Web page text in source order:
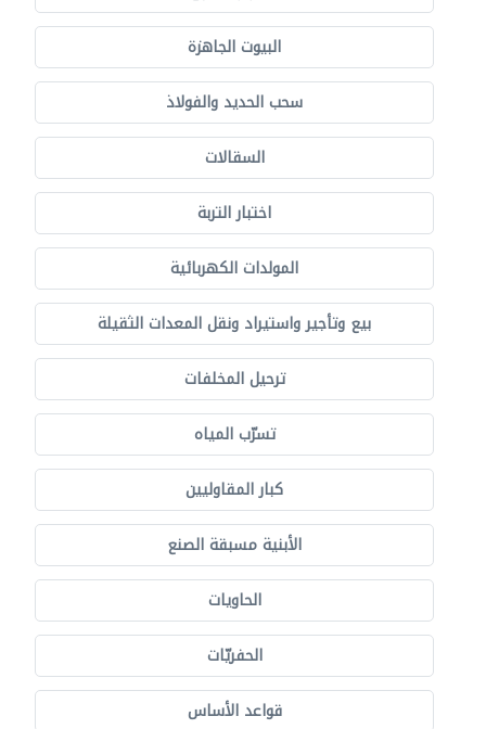
البيوت الجاهزة
سحب الحديد والفولاذ
السقالات
اختبار التربة
المولدات الكهربائية
بيع وتأجير واستيراد ونقل المعدات الثقيلة
ترحيل المخلفات
تسرّب المياه
كبار المقاوليين
الأبنية مسبقة الصنع
الحاويات
الحفريّات
قواعد الأساس